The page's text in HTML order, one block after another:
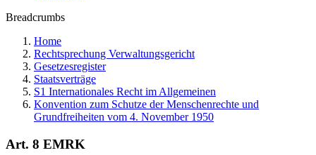
Breadcrumbs
Home
Rechtsprechung Verwaltungsgericht
Gesetzesregister
Staatsverträge
S1 Internationales Recht im Allgemeinen
Konvention zum Schutze der Menschenrechte und
Grundfreiheiten vom 4. November 1950
Art. 8 EMRK